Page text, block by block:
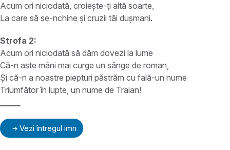
Acum ori niciodată, croiește-ți altă soarte,
La care să se-nchine și cruzii tăi dușmani.
Strofa 2:
Acum ori niciodată să dăm dovezi la lume
Că-n aste mâni mai curge un sânge de roman,
Și că-n a noastre piepturi păstrăm cu fală-un nume
Triumfător în lupte, un nume de Traian!
Vezi întregul imn